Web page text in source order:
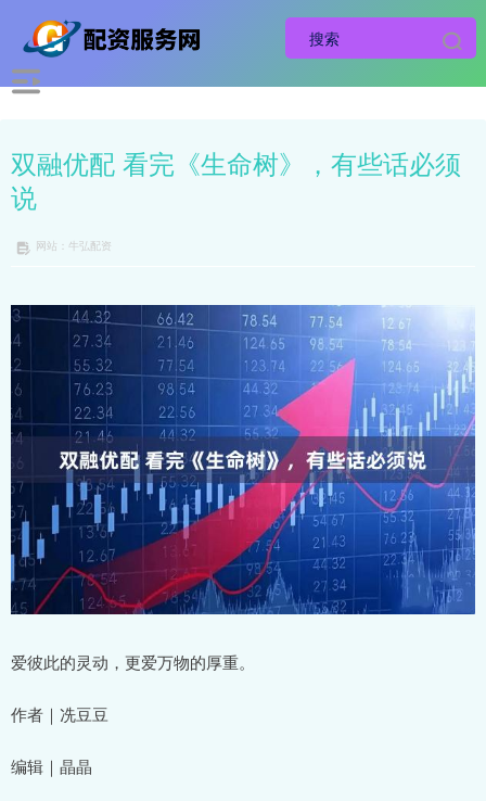
双融优配 看完《生命树》，有些话必须
说
网站：牛弘配资
爱彼此的灵动，更爱万物的厚重。
作者｜冼豆豆
编辑｜晶晶